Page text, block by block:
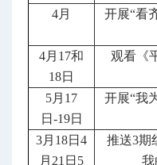
4月
开展“看
4月17和
18日
观看《
5月17
日-19日
开展“我
3月18日4
月21日5
推送3期
我